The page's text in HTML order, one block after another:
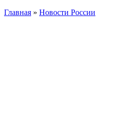
Главная » Новости России